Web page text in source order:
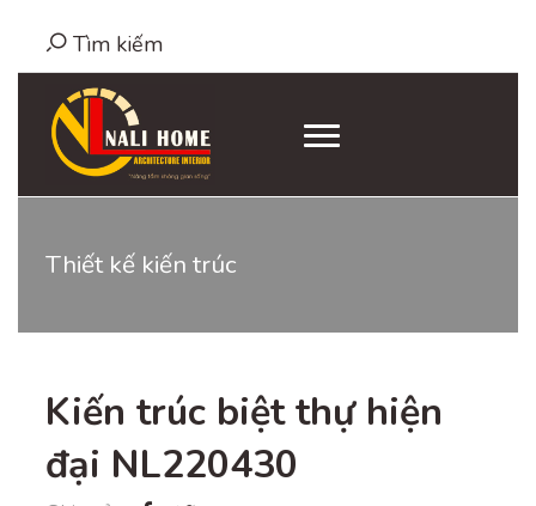
Tìm kiếm
Thiết kế kiến trúc
Kiến trúc biệt thự hiện
đại NL220430